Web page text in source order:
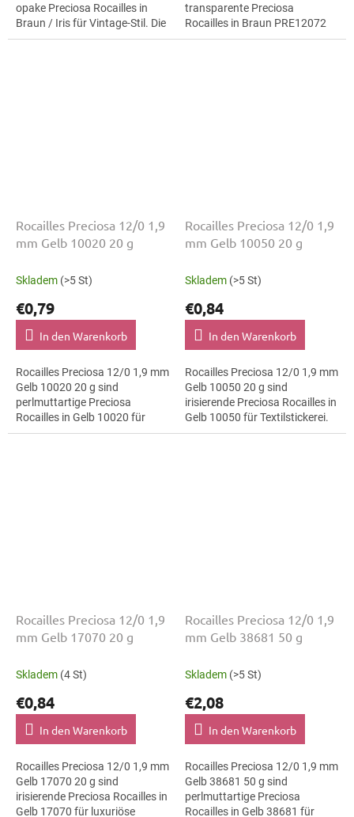
opake Preciosa Rocailles in
Braun / Iris für Vintage-Stil. Die
Größe 12/0 mit 1,9 mm lässt
transparente Preciosa
Rocailles in Braun PRE12072
für botanische Motive. Die
Rocailles Preciosa 12/0 1,9
mm Gelb 10020 20 g
Skladem (>5 St)
€0,79
In den Warenkorb
Rocailles Preciosa 12/0 1,9 mm
Gelb 10020 20 g sind
perlmuttartige Preciosa
Rocailles in Gelb 10020 für
Kostümgestaltung. Die Größe
Rocailles Preciosa 12/0 1,9
mm Gelb 10050 20 g
Skladem (>5 St)
€0,84
In den Warenkorb
Rocailles Preciosa 12/0 1,9 mm
Gelb 10050 20 g sind
irisierende Preciosa Rocailles in
Gelb 10050 für Textilstickerei.
Die Größe 12/0 mit 1,9 mm
Rocailles Preciosa 12/0 1,9
mm Gelb 17070 20 g
Skladem (4 St)
€0,84
In den Warenkorb
Rocailles Preciosa 12/0 1,9 mm
Gelb 17070 20 g sind
irisierende Preciosa Rocailles in
Gelb 17070 für luxuriöse
Rocailles Preciosa 12/0 1,9
mm Gelb 38681 50 g
Skladem (>5 St)
€2,08
In den Warenkorb
Rocailles Preciosa 12/0 1,9 mm
Gelb 38681 50 g sind
perlmuttartige Preciosa
Rocailles in Gelb 38681 für